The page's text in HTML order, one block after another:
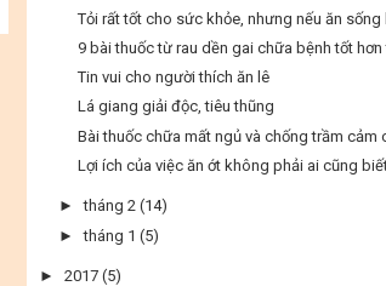
Tỏi rất tốt cho sức khỏe, nhưng nếu ăn sống
9 bài thuốc từ rau dền gai chữa bệnh tốt
Tin vui cho người thích ăn lê
Lá giang giải độc, tiêu thũng
Bài thuốc chữa mất ngủ và chống trầm cảm
Lợi ích của việc ăn ớt không phải ai cũng
►tháng 2 (14)
►tháng 1 (5)
► 2017 (5)